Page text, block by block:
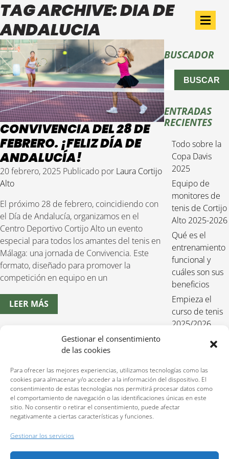
Gestionar el consentimiento
de las cookies
Para ofrecer las mejores experiencias, utilizamos tecnologías como las
cookies para almacenar y/o acceder a la información del dispositivo. El
consentimiento de estas tecnologías nos permitirá procesar datos como
el comportamiento de navegación o las identificaciones únicas en este
sitio. No consentir o retirar el consentimiento, puede afectar
negativamente a ciertas características y funciones.
Gestionar los servicios
TAG ARCHIVE: DIA DE
ANDALUCIA
CONVIVENCIA DEL 28 DE
FEBRERO. ¡FELIZ DÍA DE
ANDALUCÍA!
20 febrero, 2025 Publicado por Laura Cortijo
Alto
El próximo 28 de febrero, coincidiendo con
el Día de Andalucía, organizamos en el
Centro Deportivo Cortijo Alto un evento
especial para todos los amantes del tenis en
Málaga: una jornada de Convivencia. Este
formato, diseñado para promover la
competición en equipo en un
LEER MÁS
BUSCADOR
BUSCAR
ENTRADAS
RECIENTES
Todo sobre la
Copa Davis
2025
Equipo de
monitores de
tenis de Cortijo
Alto 2025-2026
Qué es el
entrenamiento
funcional y
cuáles son sus
beneficios
Empieza el
curso de tenis
2025/2026
Entrenamiento
funcional para
2026
Política de privacidad